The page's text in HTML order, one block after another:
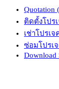
Quotation
ติดตั้งโปร
เช่าโปรเจ
ซ่อมโปรเ
Download